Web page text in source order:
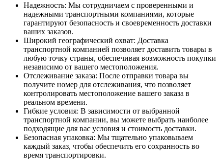
Надежность: Мы сотрудничаем с проверенными и
надежными транспортными компаниями, которые
гарантируют безопасность и своевременность доставки
ваших заказов.
Широкий географический охват: Доставка
транспортной компанией позволяет доставить товары в
любую точку страны, обеспечивая возможность покупки
независимо от вашего местоположения.
Отслеживание заказа: После отправки товара вы
получите номер для отслеживания, что позволяет
контролировать местоположение вашего заказа в
реальном времени.
Гибкие условия: В зависимости от выбранной
транспортной компании, вы можете выбрать наиболее
подходящие для вас условия и стоимость доставки.
Безопасная упаковка: Мы тщательно упаковываем
каждый заказ, чтобы обеспечить его сохранность во
время транспортировки.